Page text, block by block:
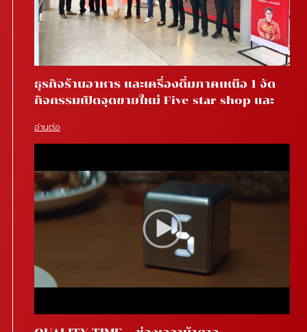
ธุรกิจร้านอาหาร และเครื่องดื่มภาคเหนือ 1 จัด
กิจกรรมเปิดจุดขายใหม่ Five star shop และ
อ่านต่อ